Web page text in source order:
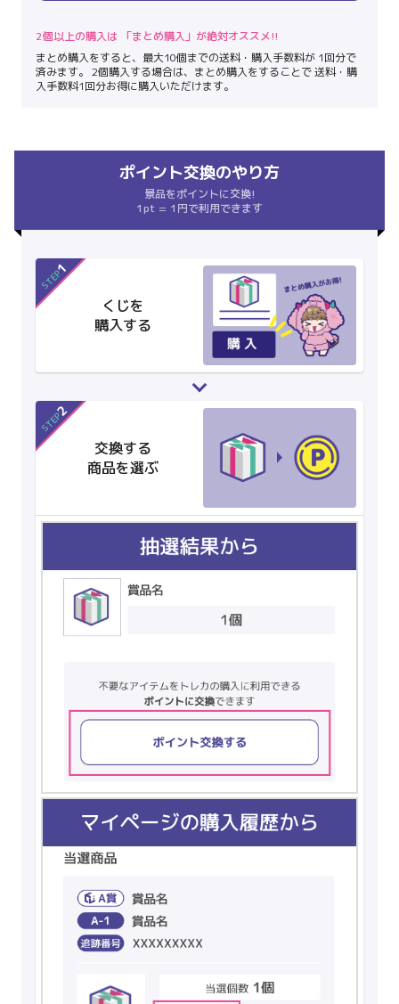
2個以上の購入は 「まとめ購入」が絶対オススメ!!
まとめ購入をすると、最大10個までの送料・購入手数料が 1回分で
済みます。 2個購入する場合は、まとめ購入をすることで 送料・購
入手数料1回分お得に購入いただけます。
ポイント交換のやり方
景品をポイントに交換!
1pt = 1円で利用できます
STEP1
くじを
購入する
STEP2
交換する
商品を選ぶ